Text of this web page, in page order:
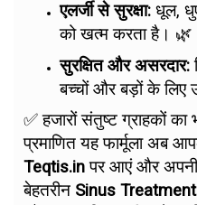
एलर्जी से सुरक्षा: धूल,
को खत्म करता है। 🌿
सुरक्षित और असरदार:
बच्चों और बड़ों के लिए
✅ हजारों संतुष्ट ग्राहकों का
प्रमाणित यह फार्मूला अब
Teqtis.inपर आएं और
बेहतरीन Sinus Treatment